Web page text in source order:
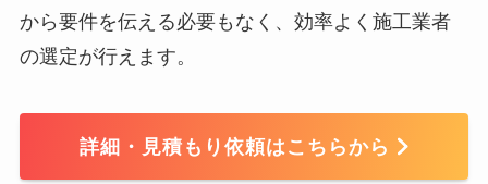
から要件を伝える必要もなく、効率よく施工業者
の選定が行えます。
詳細・見積もり依頼はこちらから